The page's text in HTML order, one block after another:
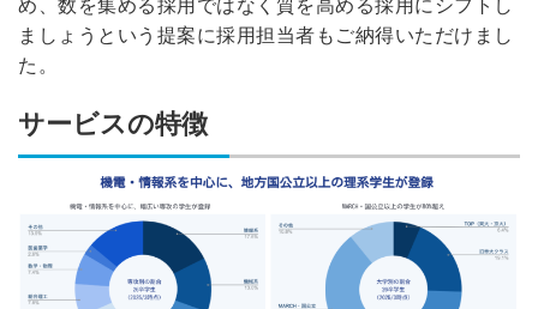
め、数を集める採用ではなく質を高める採用にシフトし
ましょうという提案に採用担当者もご納得いただけまし
た。
サービスの特徴